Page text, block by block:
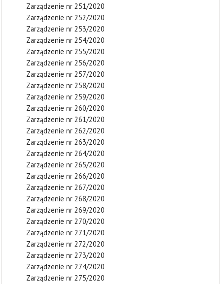
Zarządzenie nr 251/2020
Zarządzenie nr 252/2020
Zarządzenie nr 253/2020
Zarządzenie nr 254/2020
Zarządzenie nr 255/2020
Zarządzenie nr 256/2020
Zarządzenie nr 257/2020
Zarządzenie nr 258/2020
Zarządzenie nr 259/2020
Zarządzenie nr 260/2020
Zarządzenie nr 261/2020
Zarządzenie nr 262/2020
Zarządzenie nr 263/2020
Zarządzenie nr 264/2020
Zarządzenie nr 265/2020
Zarządzenie nr 266/2020
Zarządzenie nr 267/2020
Zarządzenie nr 268/2020
Zarządzenie nr 269/2020
Zarządzenie nr 270/2020
Zarządzenie nr 271/2020
Zarządzenie nr 272/2020
Zarządzenie nr 273/2020
Zarządzenie nr 274/2020
Zarządzenie nr 275/2020